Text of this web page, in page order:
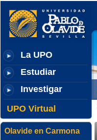
La UPO
Estudiar
Investigar
UPO Virtual
Olavide en Carmona